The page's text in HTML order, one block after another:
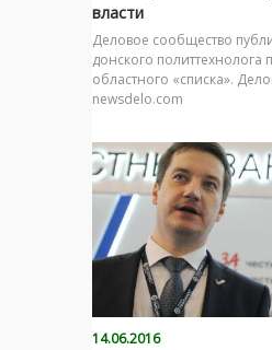
власти
Деловое сообщество
донского политтехнолога
областного «списка».
newsdelo.com
14.06.2016